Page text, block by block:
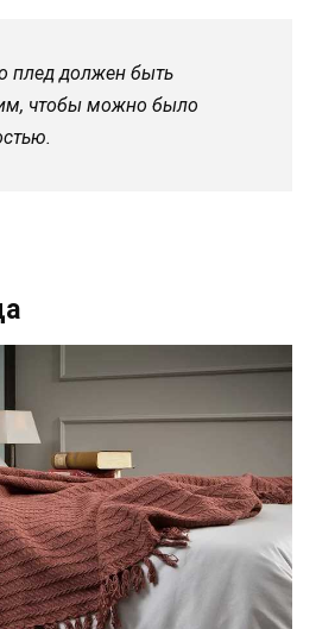
плед должен быть
чтобы можно было